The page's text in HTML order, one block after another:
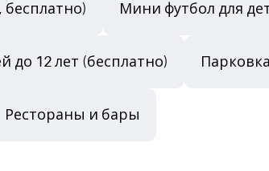
бесплатно) Мини футбол для
до 12 лет (бесплатно) Парковка
Рестораны и бары